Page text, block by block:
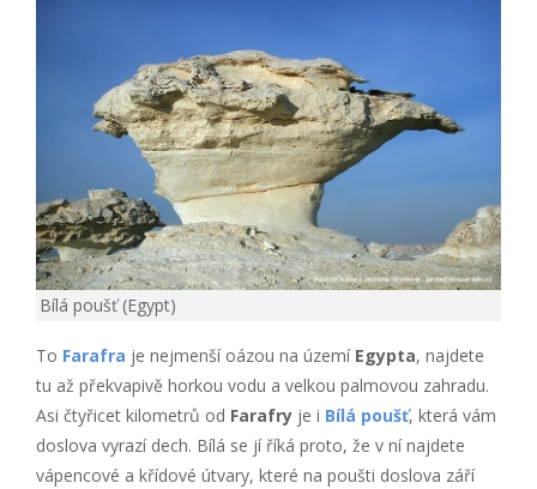
Bílá poušť (Egypt)
To Farafra je nejmenší oázou na území Egypta, najdete
tu až překvapivě horkou vodu a velkou palmovou zahradu.
Asi čtyřicet kilometrů od Farafry je i Bílá poušť, která vám
doslova vyrazí dech. Bílá se jí říká proto, že v ní najdete
vápencové a křídové útvary, které na poušti doslova září